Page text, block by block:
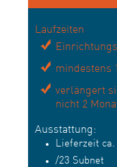
Laufzeiten
mindestens
verlängert
nicht 2
Ausstattung:
Lieferzeit ca.
/23 Subnet